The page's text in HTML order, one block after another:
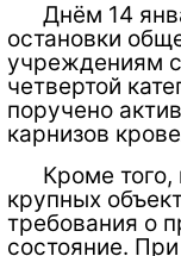
Днём 14
остановки
учреждениям
четвертой
поручено
карнизов
Кроме
крупных
требования о
состояние.